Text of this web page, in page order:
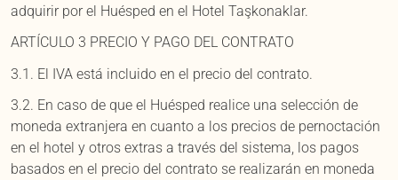
adquirir por el Huésped en el Hotel Taşkonaklar.
ARTÍCULO 3 PRECIO Y PAGO DEL CONTRATO
3.1. El IVA está incluido en el precio del contrato.
3.2. En caso de que el Huésped realice una selección de
moneda extranjera en cuanto a los precios de pernoctación
en el hotel y otros extras a través del sistema, los pagos
basados en el precio del contrato se realizarán en moneda